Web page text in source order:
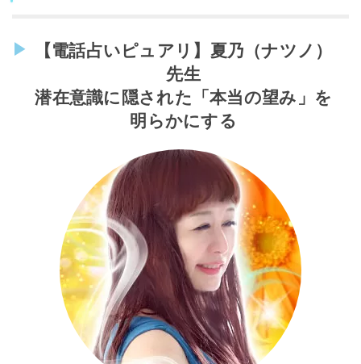
【電話占いピュアリ】夏乃（ナツノ）
先生
潜在意識に隠された「本当の望み」を
明らかにする